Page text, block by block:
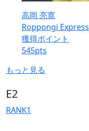
高岡 亮寛
Roppongi Express
獲得ポイント
545pts
もっと見る
E2
RANK1